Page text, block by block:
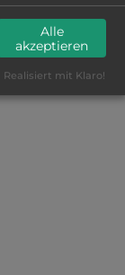
Alle
akzeptieren
Realisiert mit Klaro!